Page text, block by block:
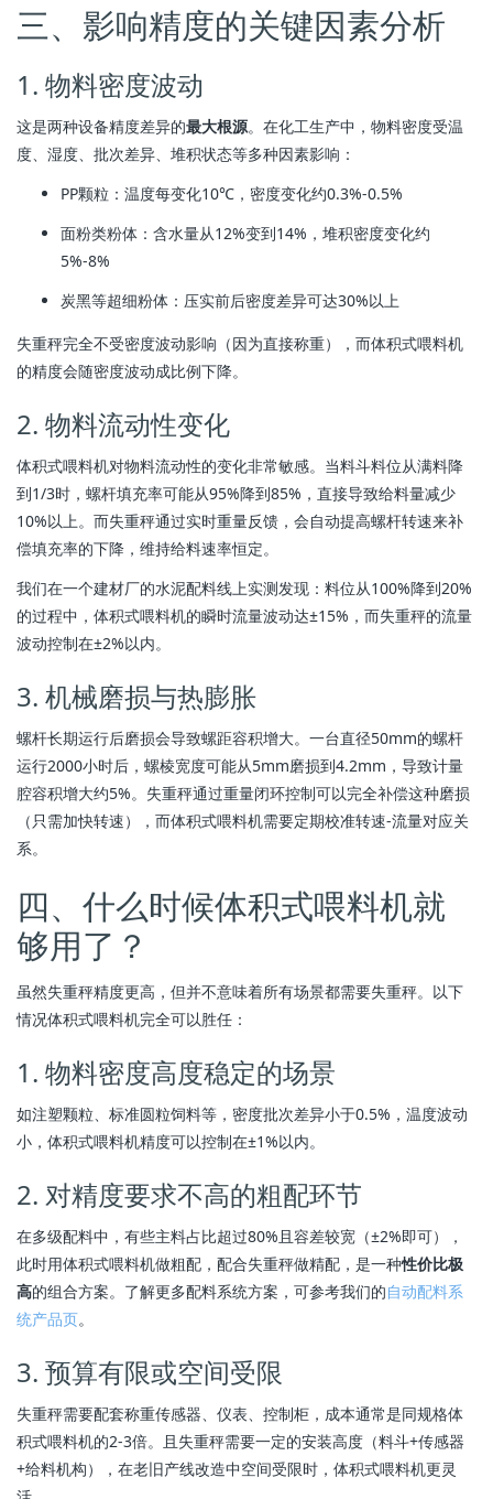
三、影响精度的关键因素分析
1. 物料密度波动
这是两种设备精度差异的最大根源。在化工生产中，物料密度受温
度、湿度、批次差异、堆积状态等多种因素影响：
PP颗粒：温度每变化10℃，密度变化约0.3%-0.5%
面粉类粉体：含水量从12%变到14%，堆积密度变化约
5%-8%
炭黑等超细粉体：压实前后密度差异可达30%以上
失重秤完全不受密度波动影响（因为直接称重），而体积式喂料机
的精度会随密度波动成比例下降。
2. 物料流动性变化
体积式喂料机对物料流动性的变化非常敏感。当料斗料位从满料降
到1/3时，螺杆填充率可能从95%降到85%，直接导致给料量减少
10%以上。而失重秤通过实时重量反馈，会自动提高螺杆转速来补
偿填充率的下降，维持给料速率恒定。
我们在一个建材厂的水泥配料线上实测发现：料位从100%降到20%
的过程中，体积式喂料机的瞬时流量波动达±15%，而失重秤的流量
波动控制在±2%以内。
3. 机械磨损与热膨胀
螺杆长期运行后磨损会导致螺距容积增大。一台直径50mm的螺杆
运行2000小时后，螺棱宽度可能从5mm磨损到4.2mm，导致计量
腔容积增大约5%。失重秤通过重量闭环控制可以完全补偿这种磨损
（只需加快转速），而体积式喂料机需要定期校准转速-流量对应关
系。
四、什么时候体积式喂料机就
够用了？
虽然失重秤精度更高，但并不意味着所有场景都需要失重秤。以下
情况体积式喂料机完全可以胜任：
1. 物料密度高度稳定的场景
如注塑颗粒、标准圆粒饲料等，密度批次差异小于0.5%，温度波动
小，体积式喂料机精度可以控制在±1%以内。
2. 对精度要求不高的粗配环节
在多级配料中，有些主料占比超过80%且容差较宽（±2%即可），
此时用体积式喂料机做粗配，配合失重秤做精配，是一种性价比极
高的组合方案。了解更多配料系统方案，可参考我们的自动配料系
统产品页。
3. 预算有限或空间受限
失重秤需要配套称重传感器、仪表、控制柜，成本通常是同规格体
积式喂料机的2-3倍。且失重秤需要一定的安装高度（料斗+传感器
+给料机构），在老旧产线改造中空间受限时，体积式喂料机更灵